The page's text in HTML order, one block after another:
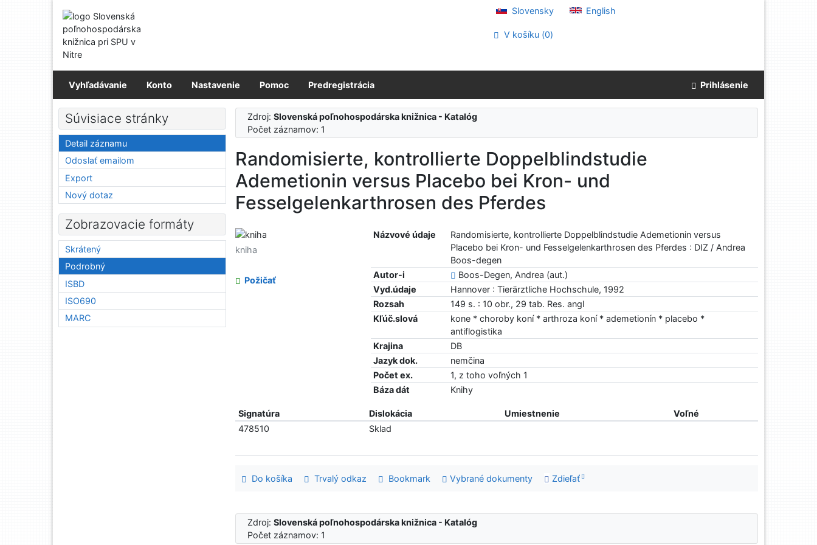
Prejsť na menu
Prehlásenie o webovej prístupnosti
Slovensky English
V košíku (0)
Vyhľadávanie Konto Nastavenie Pomoc Predregistrácia Prihlásenie
Zdroj:Slovenská poľnohospodárska knižnica - Katalóg
Počet záznamov: 1
Randomisierte, kontrollierte Doppelblindstudie
Ademetionin versus Placebo bei Kron- und
Fesselgelenkarthrosen des Pferdes
Názvové údaje
Randomisierte, kontrollierte Doppelblindstudie Ademetionin versus
Placebo bei Kron- und Fesselgelenkarthrosen des Pferdes : DIZ / Andrea
Boos-degen
Autor-i
Boos-Degen, Andrea (aut.)
Vyd.údaje
Hannover : Tierärztliche Hochschule, 1992
Rozsah
149 s. : 10 obr., 29 tab. Res. angl
Kľúč.slová
kone * choroby koní * arthroza koní * ademetionín * placebo *
antiflogistika
Krajina
DB
Jazyk dok.
nemčina
Počet ex.
1, z toho voľných 1
Báza dát
Knihy
kniha
Požičať
Signatúra Dislokácia Umiestnenie
Voľné
478510
Sklad
Do košíka Trvalý odkaz Bookmark Vybrané dokumenty Zdieľať
Zdroj:Slovenská poľnohospodárska knižnica - Katalóg
Počet záznamov: 1
Súvisiace stránky
Detail záznamu
Odoslať emailom
Export
Nový dotaz
Zobrazovacie formáty
Skrátený
Podrobný
ISBD
ISO690
MARC